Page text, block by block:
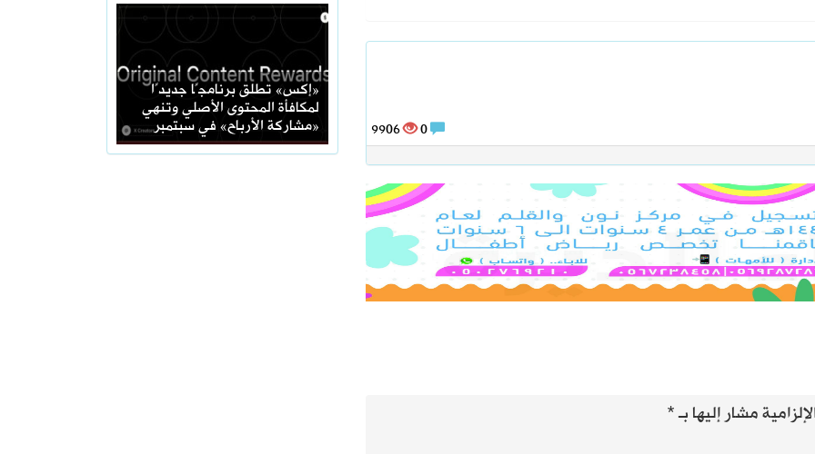
«إكس» تطلق برنامجًا جديدًا
لمكافأة المحتوى الأصلي وتنهي
«مشاركة الأرباح» في سبتمبر 9906
مشار إليها بـ*